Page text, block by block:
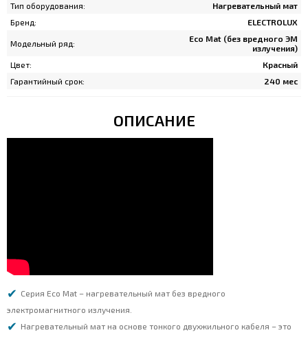
Тип оборудования:
Нагревательный мат
Бренд:
ELECTROLUX
Модельный ряд:
Eco Mat (без вредного ЭМ
излучения)
Цвет:
Красный
Гарантийный срок:
240 мес
ОПИСАНИЕ
Серия Eco Mat – нагревательный мат без вредного
электромагнитного излучения.
Нагревательный мат на основе тонкого двухжильного кабеля – это